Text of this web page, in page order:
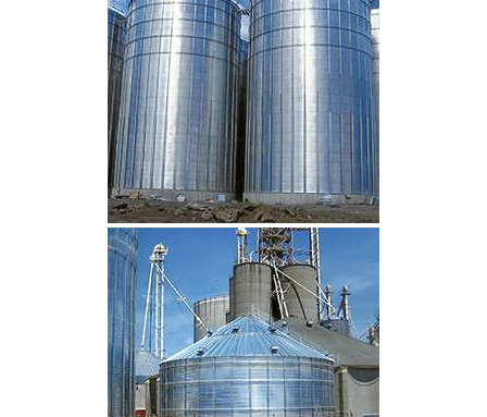
CLIQUEZ POUR AGRANDIR